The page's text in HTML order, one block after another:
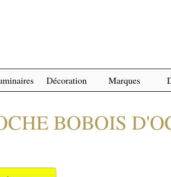
Décoration Marques
BOBOIS